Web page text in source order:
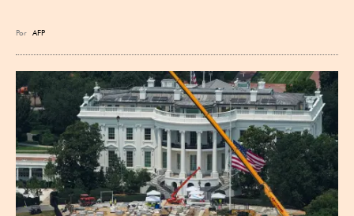
Por AFP